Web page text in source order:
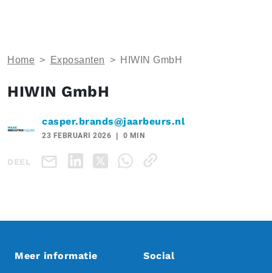
Home > Exposanten > HIWIN GmbH
HIWIN GmbH
casper.brands@jaarbeurs.nl
23 FEBRUARI 2026 0 MIN
DEEL
Meer informatie Social